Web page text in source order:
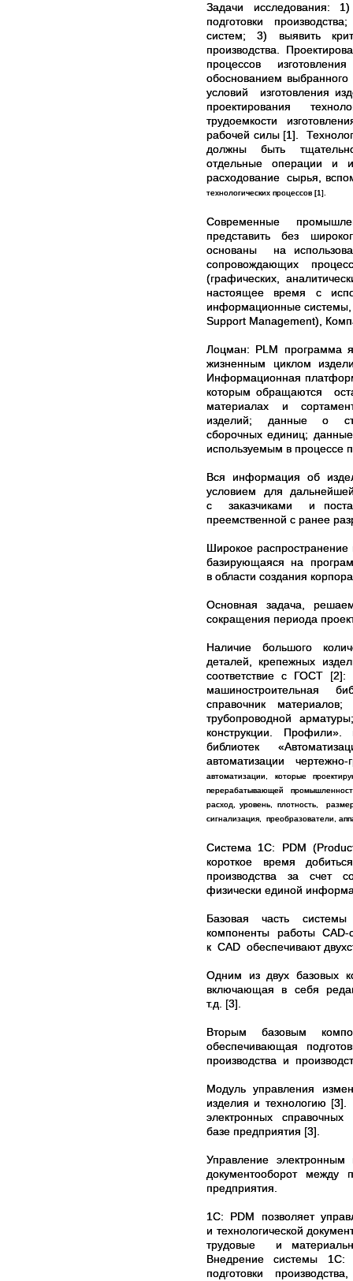
Задачи исследования:
подготовки
систем; 3) выявить
производства.
процессов
обоснованием
условий изготовления
проектирования
трудоемкости
рабочей силы [1].
должны быть
отдельные операции и
расходование сырья,
технологических процессов [1].
Современные
представить без
основаны на
сопровождающих
(графических,
настоящее время с
информационные
Support Management),
Лоцман: PLM программа
жизненным циклом
Информационная
которым обращаются
материалах и
изделий; данные о
сборочных единиц;
используемым в процессе
Вся информация об
условием для
с заказчиками и
преемственной с ранее
Широкое
базирующаяся на
в области создания
Основная задача,
сокращения периода
Наличие большого
деталей, крепежных
соответствие с ГОСТ
машиностроительная
справочник
трубопроводной
конструкции. Профили».
библиотек
автоматизации чертежно-
автоматизации, которые
перерабатывающей
расход, уровень, плотность,
сигнализация, преобразователи,
Система 1С: PDM
короткое время
производства за счет
физически единой
Базовая часть
компоненты работы CAD-
к CAD обеспечивают
Одним из двух базовых
включающая в себя
т.д. [3].
Вторым базовым
обеспечивающая
производства и
Модуль управления
изделия и технологию
электронных справочных
базе предприятия [3].
Управление
документооборот между
предприятия.
1С: PDM позволяет
и технологической
трудовые и
Внедрение системы 1С:
подготовки